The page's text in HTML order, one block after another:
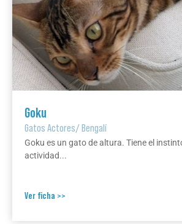
Goku
Gatos Actores/Bengalí
Goku es un gato de altura. Tiene el
actividad...
Ver ficha >>